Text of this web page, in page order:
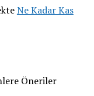
Ne Kadar Kas
Öneriler